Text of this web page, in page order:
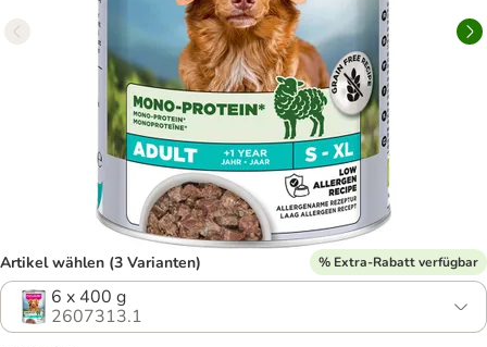
Artikel wählen (3 Varianten) % Extra-Rabatt verfügbar
6 x 400 g
2607313.1